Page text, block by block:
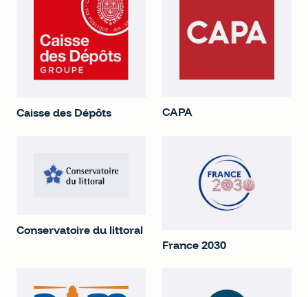
Caisse des Dépôts CAPA
Conservatoire du littoral
France 2030